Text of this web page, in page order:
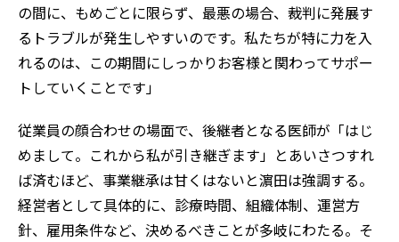
の間に、もめごとに限らず、最悪の場合、裁判に発展す
るトラブルが発生しやすいのです。私たちが特に力を入
れるのは、この期間にしっかりお客様と関わってサポー
トしていくことです」
従業員の顔合わせの場面で、後継者となる医師が「はじ
めまして。これから私が引き継ぎます」とあいさつすれ
ば済むほど、事業継承は甘くはないと濵田は強調する。
経営者として具体的に、診療時間、組織体制、運営方
針、雇用条件など、決めるべきことが多岐にわたる。そ